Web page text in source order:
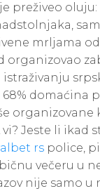
preživeo
mrljama
organizovao
domaćina
organizovane
Jeste li ikad
rs police,
večeru u
nije samo u